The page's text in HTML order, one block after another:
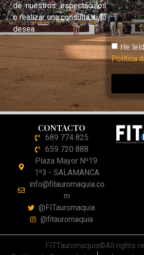
de nuestros espectáculos
o realizar una consulta si lo
desea.
He
Política
CONTACTO
689 774 825
659 720 888
Plaza Mayor Nº19.
1º3 - SALAMANCA
info@fitauromaquia.co
m
@FITauromaquia
@fitauromaquia
FITTauromaquia©All rights